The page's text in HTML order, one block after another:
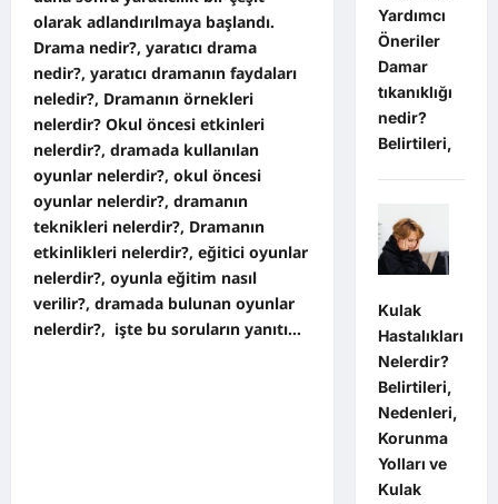
olarak adlandırılmaya başlandı.
Drama nedir?, yaratıcı drama
nedir?, yaratıcı dramanın faydaları
neledir?, Dramanın örnekleri
nelerdir? Okul öncesi etkinleri
nelerdir?, dramada kullanılan
oyunlar nelerdir?, okul öncesi
oyunlar nelerdir?, dramanın
teknikleri nelerdir?, Dramanın
etkinlikleri nelerdir?, eğitici oyunlar
nelerdir?, oyunla eğitim nasıl
verilir?, dramada bulunan oyunlar
nelerdir?, işte bu soruların yanıtı…
Yardımcı
Öneriler
Damar
tıkanıklığı
nedir?
Belirtileri,
Kulak
Hastalıkları
Nelerdir?
Belirtileri,
Nedenleri,
Korunma
Yolları ve
Kulak